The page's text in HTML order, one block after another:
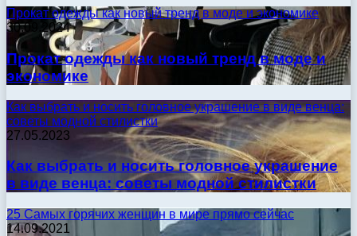
Прокат одежды как новый тренд в моде и экономике
30.09.2024
Прокат одежды как новый тренд в моде и
экономике
Как выбрать и носить головное украшение в виде венца:
советы модной стилистки
27.05.2023
Как выбрать и носить головное украшение
в виде венца: советы модной стилистки
25 Самых горячих женщин в мире прямо сейчас
14.09.2021